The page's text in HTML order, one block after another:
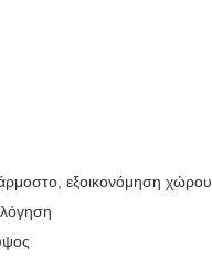
εξοικονόμηση χώρου